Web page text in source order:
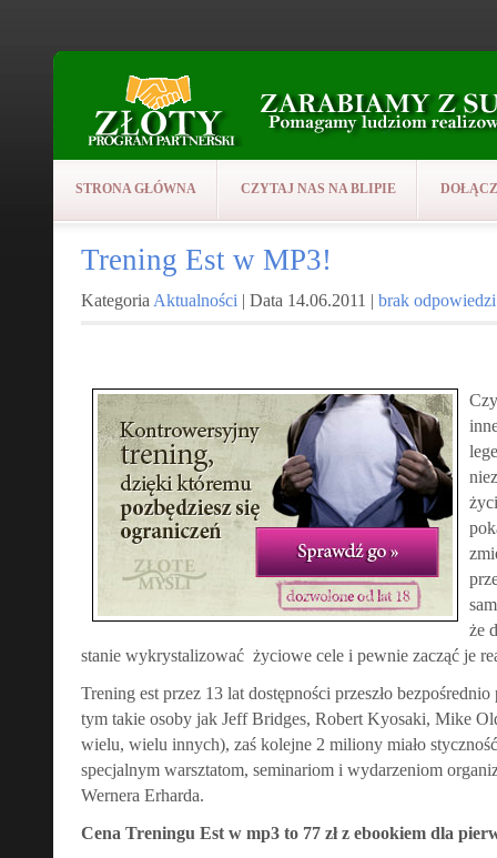
STRONA GŁÓWNA CZYTAJ NAS NA BLIPIE
Trening Est w MP3!
Kategoria Aktualności | Data 14.06.2011 | brak odpowiedzi
że
stanie wykrystalizować życiowe cele i pewnie zacząć je
Trening est przez 13 lat dostępności przeszło
tym takie osoby jak Jeff Bridges, Robert Kyosaki, Mike
wielu, wielu innych), zaś kolejne 2 miliony miało
specjalnym warsztatom, seminariom i wydarzeniom
Wernera Erharda.
Cena Treningu Est w mp3 to 77 zł z ebookiem dla